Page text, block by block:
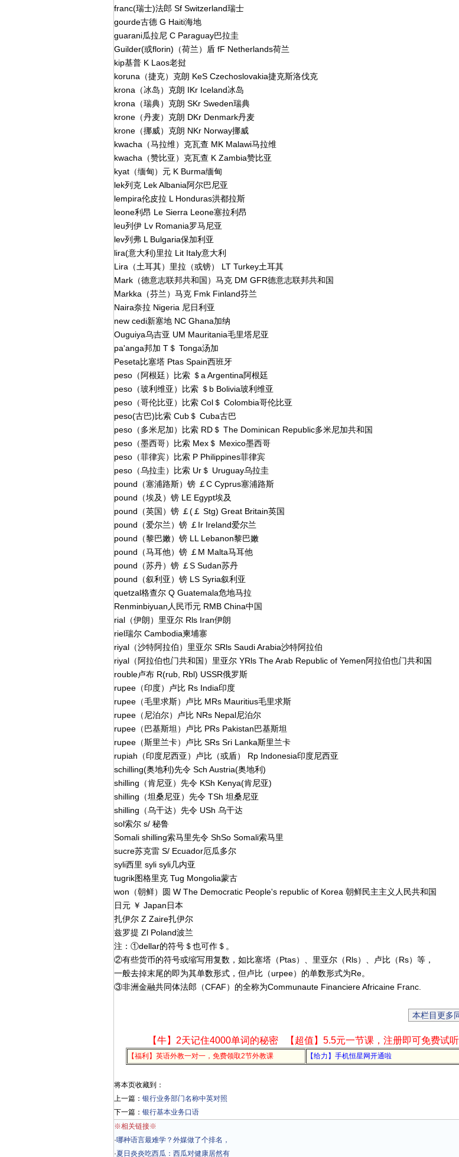
franc(瑞士)法郎 Sf Switzerland瑞士
gourde古德 G Haiti海地
guarani瓜拉尼 C Paraguay巴拉圭
Guilder(或florin)（荷兰）盾 fF Netherlands荷兰
kip基普 K Laos老挝
koruna（捷克）克朗 KeS Czechoslovakia捷克斯洛伐克
krona（冰岛）克朗 IKr Iceland冰岛
krona（瑞典）克朗 SKr Sweden瑞典
krone（丹麦）克朗 DKr Denmark丹麦
krone（挪威）克朗 NKr Norway挪威
kwacha（马拉维）克瓦查 MK Malawi马拉维
kwacha（赞比亚）克瓦查 K Zambia赞比亚
kyat（缅甸）元 K Burma缅甸
lek列克 Lek Albania阿尔巴尼亚
lempira伦皮拉 L Honduras洪都拉斯
leone利昂 Le Sierra Leone塞拉利昂
leu列伊 Lv Romania罗马尼亚
lev列弗 L Bulgaria保加利亚
lira(意大利)里拉 Lit Italy意大利
Lira（土耳其）里拉（或镑） LT Turkey土耳其
Mark（德意志联邦共和国）马克 DM GFR德意志联邦共和国
Markka（芬兰）马克 Fmk Finland芬兰
Naira奈拉 Nigeria 尼日利亚
new cedi新塞地 NC Ghana加纳
Ouguiya乌吉亚 UM Mauritania毛里塔尼亚
pa'anga邦加 T＄ Tonga汤加
Peseta比塞塔 Ptas Spain西班牙
peso（阿根廷）比索 ＄a Argentina阿根廷
peso（玻利维亚）比索 ＄b Bolivia玻利维亚
peso（哥伦比亚）比索 Col＄ Colombia哥伦比亚
peso(古巴)比索 Cub＄ Cuba古巴
peso（多米尼加）比索 RD＄ The Dominican Republic多米尼加共和国
peso（墨西哥）比索 Mex＄ Mexico墨西哥
peso（菲律宾）比索 P Philippines菲律宾
peso（乌拉圭）比索 Ur＄ Uruguay乌拉圭
pound（塞浦路斯）镑 ￡C Cyprus塞浦路斯
pound（埃及）镑 LE Egypt埃及
pound（英国）镑 ￡(￡ Stg) Great Britain英国
pound（爱尔兰）镑 ￡Ir Ireland爱尔兰
pound（黎巴嫩）镑 LL Lebanon黎巴嫩
pound（马耳他）镑 ￡M Malta马耳他
pound（苏丹）镑 ￡S Sudan苏丹
pound（叙利亚）镑 LS Syria叙利亚
quetzal格查尔 Q Guatemala危地马拉
Renminbiyuan人民币元 RMB China中国
rial（伊朗）里亚尔 Rls Iran伊朗
riel瑞尔 Cambodia柬埔寨
riyal（沙特阿拉伯）里亚尔 SRls Saudi Arabia沙特阿拉伯
riyal（阿拉伯也门共和国）里亚尔 YRls The Arab Republic of Yemen阿拉伯也门共和国
rouble卢布 R(rub, Rbl) USSR俄罗斯
rupee（印度）卢比 Rs India印度
rupee（毛里求斯）卢比 MRs Mauritius毛里求斯
rupee（尼泊尔）卢比 NRs Nepal尼泊尔
rupee（巴基斯坦）卢比 PRs Pakistan巴基斯坦
rupee（斯里兰卡）卢比 SRs Sri Lanka斯里兰卡
rupiah（印度尼西亚）卢比（或盾） Rp Indonesia印度尼西亚
schilling(奥地利)先令 Sch Austria(奥地利)
shilling（肯尼亚）先令 KSh Kenya(肯尼亚)
shilling（坦桑尼亚）先令 TSh 坦桑尼亚
shilling（乌干达）先令 USh 乌干达
sol索尔 s/ 秘鲁
Somali shilling索马里先令 ShSo Somali索马里
sucre苏克雷 S/ Ecuador厄瓜多尔
syli西里 syli syli几内亚
tugrik图格里克 Tug Mongolia蒙古
won（朝鲜）圆 W The Democratic People's republic of Korea 朝鲜民主主义人民共和国
日元 ￥ Japan日本
扎伊尔 Z Zaire扎伊尔
兹罗提 Zl Poland波兰
注：①dellar的符号＄也可作＄。
②有些货币的符号或缩写用复数，如比塞塔（Ptas）、里亚尔（Rls）、卢比（Rs）等，
一般去掉末尾的即为其单数形式，但卢比（urpee）的单数形式为Re。
③非洲金融共同体法郎（CFAF）的全称为Communaute Financiere Africaine Franc.
本栏目更多
【牛】2天记住4000单词的秘密 【超值】5.5元一节课，注册即可免费试听
【福利】英语外教一对一，免费领取2节外教课 【给力】手机恒星网开通啦
将本页收藏到：
上一篇： 银行业务部门名称中英对照
下一篇： 银行基本业务口语
※相关链接※
·哪种语言最难学？外媒做了个排名，
·夏日炎炎吃西瓜：西瓜对健康居然有